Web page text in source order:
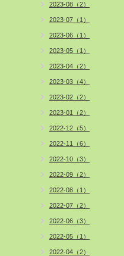
2023-08（2）
2023-07（1）
2023-06（1）
2023-05（1）
2023-04（2）
2023-03（4）
2023-02（2）
2023-01（2）
2022-12（5）
2022-11（6）
2022-10（3）
2022-09（2）
2022-08（1）
2022-07（2）
2022-06（3）
2022-05（1）
2022-04（2）